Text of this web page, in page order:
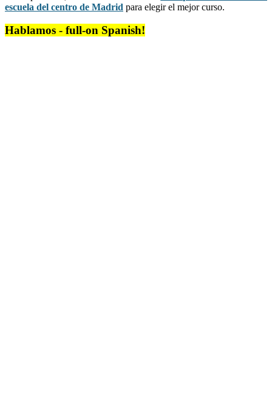
escuela del centro de Madrid para elegir el mejor curso.
Hablamos - full-on Spanish!